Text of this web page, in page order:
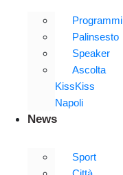
Programmi
Palinsesto
Speaker
Ascolta
KissKiss
Napoli
News
Sport